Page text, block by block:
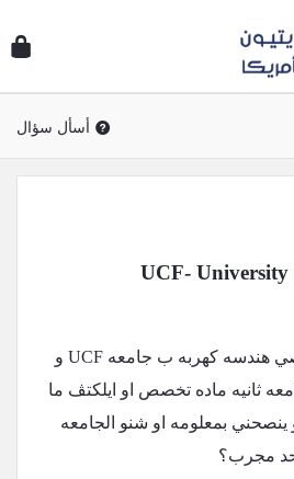
أسأل سؤال
UCF-
السلام عليكم, انا تخصصي هندسه كهربه ب جامعه UCF و
ثانيه ماده تخصص او ايلكتڤ ما
بمعلومه او شنو الجامعه
مجرب؟